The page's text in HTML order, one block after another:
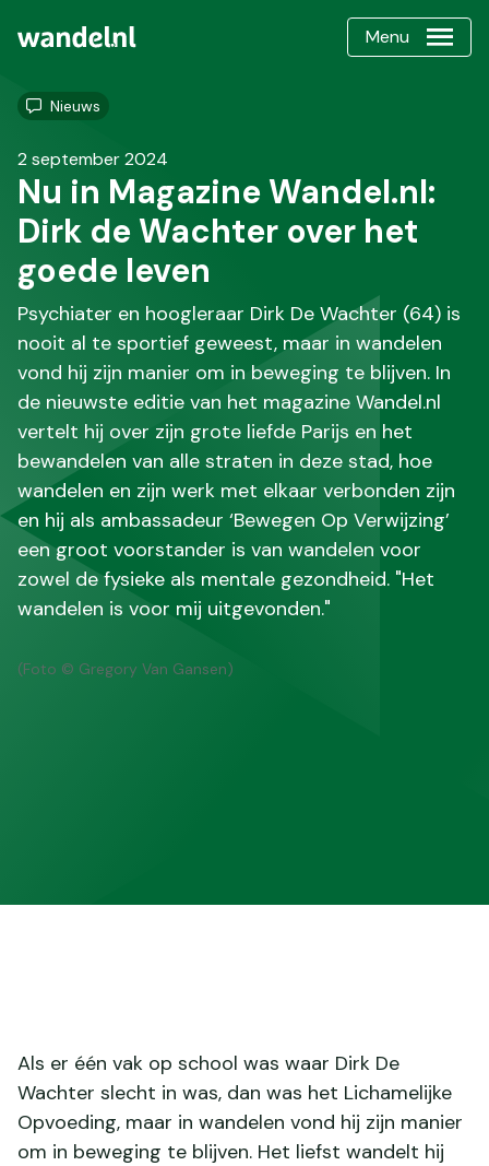
Menu
Nieuws
2 september 2024
Nu in Magazine Wandel.nl:
Dirk de Wachter over het
goede leven
Psychiater en hoogleraar Dirk De Wachter (64) is
nooit al te sportief geweest, maar in wandelen
vond hij zijn manier om in beweging te blijven. In
de nieuwste editie van het magazine Wandel.nl
vertelt hij over zijn grote liefde Parijs en het
bewandelen van alle straten in deze stad, hoe
wandelen en zijn werk met elkaar verbonden zijn
en hij als ambassadeur ‘Bewegen Op Verwijzing’
een groot voorstander is van wandelen voor
zowel de fysieke als mentale gezondheid. "Het
wandelen is voor mij uitgevonden."
(Foto © Gregory Van Gansen)
Als er één vak op school was waar Dirk De
Wachter slecht in was, dan was het Lichamelijke
Opvoeding, maar in wandelen vond hij zijn manier
om in beweging te blijven. Het liefst wandelt hij